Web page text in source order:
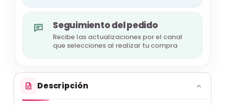
Seguimiento del pedido
Recibe las actualizaciones por el canal
que selecciones al realizar tu compra
Descripción